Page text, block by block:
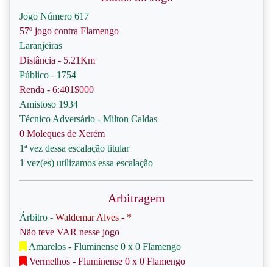
Jogo Número 617
57º jogo contra Flamengo
Laranjeiras
Distância - 5.21Km
Público - 1754
Renda - 6:401$000
Amistoso 1934
Técnico Adversário - Milton Caldas
0 Moleques de Xerém
1ª vez dessa escalação titular
1 vez(es) utilizamos essa escalação
Arbitragem
Árbitro - Waldemar Alves - *
Não teve VAR nesse jogo
Amarelos - Fluminense 0 x 0 Flamengo
Vermelhos - Fluminense 0 x 0 Flamengo